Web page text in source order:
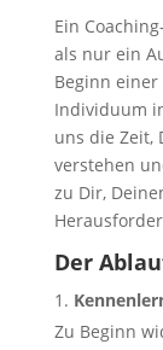
Ein
als nur ein
Beginn
Individuum
uns die Zeit,
verstehen
zu Dir,
Der
Zu Beginn